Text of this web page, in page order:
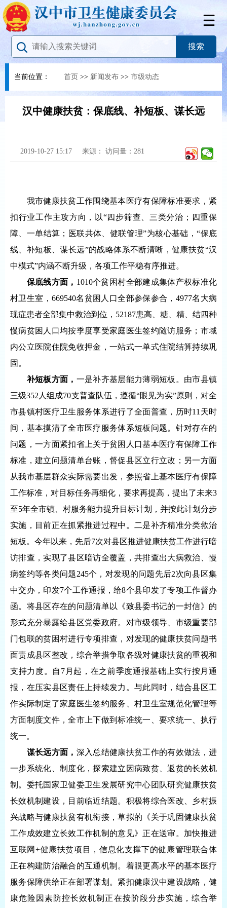
当前位置： 首页 >> 新闻发布 >> 市级动态
汉中健康扶贫：保底线、补短板、谋长远
2019-10-27 15:17 来源： 访问量： 281
我市健康扶贫工作围绕基本医疗有保障标准要求，紧
扣行业工作主攻方向，以“四步筛查、三类分治；四重保
障、一单结算；医联共体、健联管理”为核心基础，“保底
线、补短板、谋长远”的战略体系不断清晰，健康扶贫“汉
中模式”内涵不断升级，各项工作平稳有序推进。
保底线方面， 1010个贫困村全部建成集体产权标准化
村卫生室，669540名贫困人口全部参保参合，4977名大病
现症患者全部集中救治到位，52187患高、糖、精、结四种
慢病贫困人口均按季度享受家庭医生签约随访服务；市域
内公立医院住院免收押金，一站式一单式住院结算持续巩
固。
补短板方面， 一是补齐基层能力薄弱短板。由市县镇
三级352人组成70支普查队伍，遵循“眼见为实”原则，对全
市县镇村医疗卫生服务体系进行了全面普查，历时11天时
间，基本摸清了全市医疗服务体系短板问题。针对存在的
问题，一方面紧扣省上关于贫困人口基本医疗有保障工作
标准，建立问题清单台账，督促县区立行立改；另一方面
从我市基层群众实际需要出发，参照省上基本医疗有保障
工作标准，对目标任务再细化，要求再提高，提出了未来3
至5年全市镇、村服务能力提升目标计划，并按此计划分步
实施，目前正在抓紧推进过程中。二是补齐精准分类救治
短板。今年以来，先后7次对县区推进健康扶贫工作进行暗
访排查，实现了县区暗访全覆盖，共排查出大病救治、慢
病签约等各类问题245个，对发现的问题先后2次向县区集
中交办，印发7个工作通报，给8个县印发了专项工作督办
函。将县区存在的问题清单以《致县委书记的一封信》的
形式充分暴露给县区党委政府。对市级领导、市级重要部
门包联的贫困村进行专项排查，对发现的健康扶贫问题书
面责成县区整改，综合举措争取各级对健康扶贫的重视和
支持力度。自7月起，在之前季度通报基础上实行按月通
报，在压实县区责任上持续发力。与此同时，结合县区工
作实际制定了家庭医生签约服务、村卫生室规范化管理等
方面制度文件，全市上下做到标准统一、要求统一、执行
统一。
谋长远方面， 深入总结健康扶贫工作的有效做法，进
一步系统化、制度化，探索建立因病致贫、返贫的长效机
制。委托国家卫健委卫生发展研究中心团队研究健康扶贫
长效机制建设，目前临近结题。积极将综合医改、乡村振
兴战略与健康扶贫有机衔接，草拟的《关于巩固健康扶贫
工作成效建立长效工作机制的意见》正在送审。加快推进
互联网+健康扶贫项目，信息化支撑下的健康管理联合体
正在构建防治融合的互通机制。着眼更高水平的基本医疗
服务保障供给正在部署谋划。紧扣健康汉中建设战略，健
康危险因素防控长效机制正在按阶段分步实施，综合举